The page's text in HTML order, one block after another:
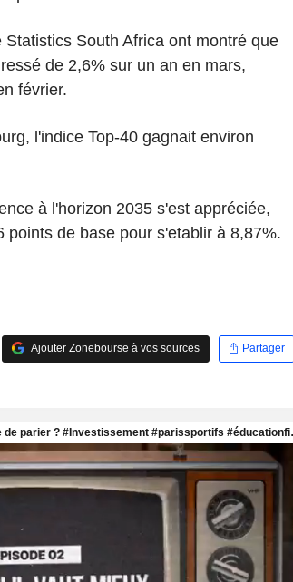
South Africa ont montré que
de 2,6% sur un an en mars,
février.
l'indice Top-40 gagnait environ
à l'horizon 2035 s'est appréciée,
points de base pour s'etablir à 8,87%.
Ajouter Zonebourse à vos sources Partager